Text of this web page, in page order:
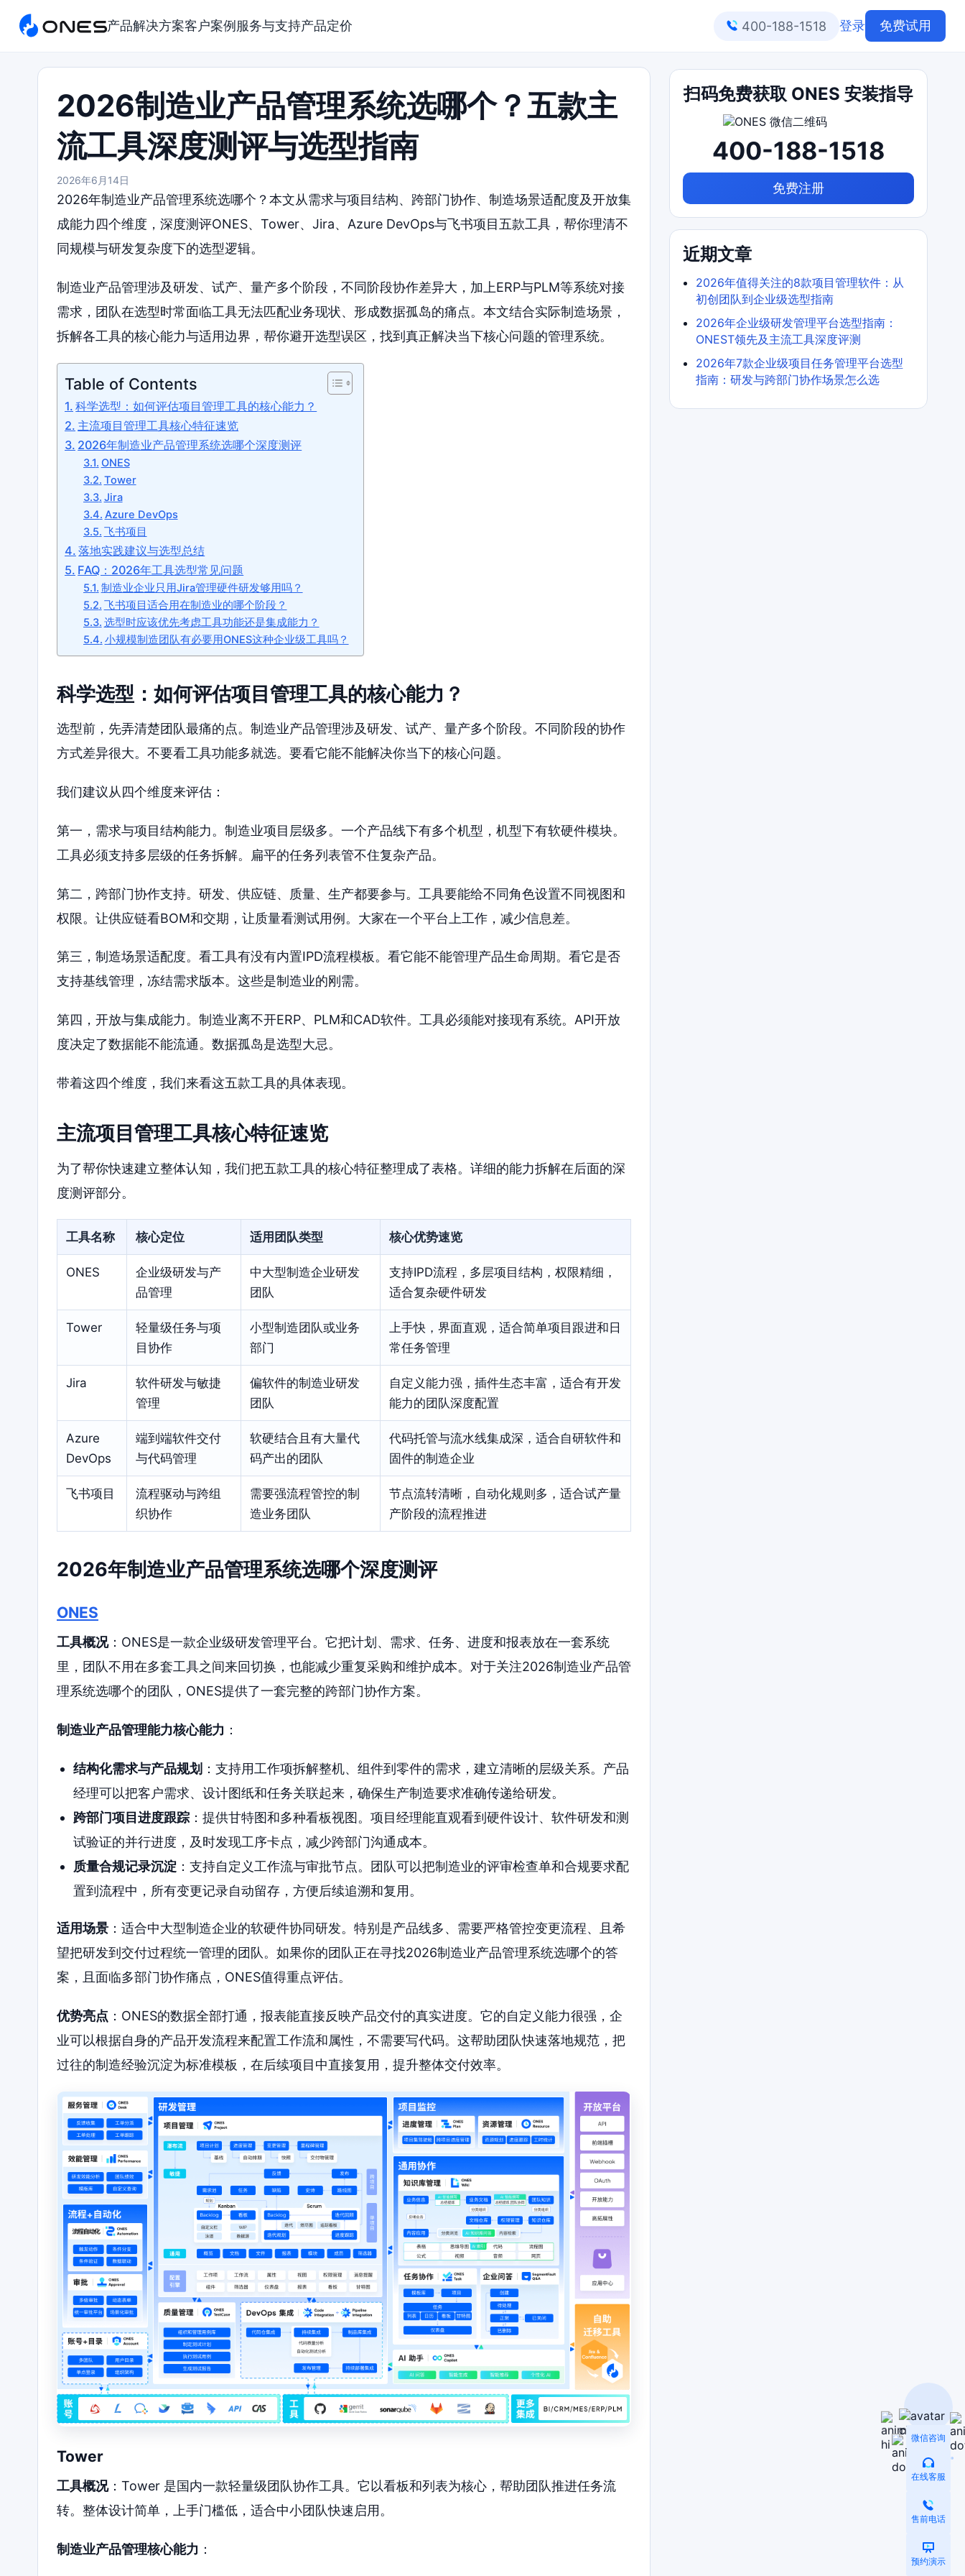
产品解决方案客户案例 服务与支持产品定价 400-188-1518 登录 免费试用
2026制造业产品管理系统选哪个？五款主
流工具深度测评与选型指南
2026年6月14日
2026年制造业产品管理系统选哪个？本文从需求与项目结构、跨部门协作、制造场景适配度及开放集
成能力四个维度，深度测评ONES、Tower、Jira、Azure DevOps与飞书项目五款工具，帮你理清不
同规模与研发复杂度下的选型逻辑。
制造业产品管理涉及研发、试产、量产多个阶段，不同阶段协作差异大，加上ERP与PLM等系统对接
需求，团队在选型时常面临工具无法匹配业务现状、形成数据孤岛的痛点。本文结合实际制造场景，
拆解各工具的核心能力与适用边界，帮你避开选型误区，找到真正解决当下核心问题的管理系统。
Table of Contents
科学选型：如何评估项目管理工具的核心能力？
主流项目管理工具核心特征速览
2026年制造业产品管理系统选哪个深度测评
ONES
Tower
Jira
Azure DevOps
飞书项目
落地实践建议与选型总结
FAQ：2026年工具选型常见问题
制造业企业只用Jira管理硬件研发够用吗？
飞书项目适合用在制造业的哪个阶段？
选型时应该优先考虑工具功能还是集成能力？
小规模制造团队有必要用ONES这种企业级工具吗？
科学选型：如何评估项目管理工具的核心能力？
选型前，先弄清楚团队最痛的点。制造业产品管理涉及研发、试产、量产多个阶段。不同阶段的协作
方式差异很大。不要看工具功能多就选。要看它能不能解决你当下的核心问题。
我们建议从四个维度来评估：
第一，需求与项目结构能力。制造业项目层级多。一个产品线下有多个机型，机型下有软硬件模块。
工具必须支持多层级的任务拆解。扁平的任务列表管不住复杂产品。
第二，跨部门协作支持。研发、供应链、质量、生产都要参与。工具要能给不同角色设置不同视图和
权限。让供应链看BOM和交期，让质量看测试用例。大家在一个平台上工作，减少信息差。
第三，制造场景适配度。看工具有没有内置IPD流程模板。看它能不能管理产品生命周期。看它是否
支持基线管理，冻结需求版本。这些是制造业的刚需。
第四，开放与集成能力。制造业离不开ERP、PLM和CAD软件。工具必须能对接现有系统。API开放
度决定了数据能不能流通。数据孤岛是选型大忌。
带着这四个维度，我们来看这五款工具的具体表现。
主流项目管理工具核心特征速览
为了帮你快速建立整体认知，我们把五款工具的核心特征整理成了表格。详细的能力拆解在后面的深
度测评部分。
工具名称 核心定位 适用团队类型 核心优势速览
ONES
企业级研发与产
品管理
中大型制造企业研发
团队
支持IPD流程，多层项目结构，权限精细，
适合复杂硬件研发
Tower
轻量级任务与项
目协作
小型制造团队或业务
部门
上手快，界面直观，适合简单项目跟进和日
常任务管理
Jira
软件研发与敏捷
管理
偏软件的制造业研发
团队
自定义能力强，插件生态丰富，适合有开发
能力的团队深度配置
Azure
DevOps
端到端软件交付
与代码管理
软硬结合且有大量代
码产出的团队
代码托管与流水线集成深，适合自研软件和
固件的制造企业
飞书项目
流程驱动与跨组
织协作
需要强流程管控的制
造业务团队
节点流转清晰，自动化规则多，适合试产量
产阶段的流程推进
2026年制造业产品管理系统选哪个深度测评
ONES
工具概况：ONES是一款企业级研发管理平台。它把计划、需求、任务、进度和报表放在一套系统
里，团队不用在多套工具之间来回切换，也能减少重复采购和维护成本。对于关注2026制造业产品管
理系统选哪个的团队，ONES提供了一套完整的跨部门协作方案。
制造业产品管理能力核心能力 ：
结构化需求与产品规划 ：支持用工作项拆解整机、组件到零件的需求，建立清晰的层级关系。产品
经理可以把客户需求、设计图纸和任务关联起来，确保生产制造要求准确传递给研发。
跨部门项目进度跟踪：提供甘特图和多种看板视图。项目经理能直观看到硬件设计、软件研发和测
试验证的并行进度，及时发现工序卡点，减少跨部门沟通成本。
质量合规记录沉淀：支持自定义工作流与审批节点。团队可以把制造业的评审检查单和合规要求配
置到流程中，所有变更记录自动留存，方便后续追溯和复用。
适用场景 ：适合中大型制造企业的软硬件协同研发。特别是产品线多、需要严格管控变更流程、且希
望把研发到交付过程统一管理的团队。如果你的团队正在寻找2026制造业产品管理系统选哪个的答
案，且面临多部门协作痛点，ONES值得重点评估。
优势亮点 ：ONES的数据全部打通，报表能直接反映产品交付的真实进度。它的自定义能力很强，企
业可以根据自身的产品开发流程来配置工作流和属性，不需要写代码。这帮助团队快速落地规范，把
过往的制造经验沉淀为标准模板，在后续项目中直接复用，提升整体交付效率。
Tower
工具概况：Tower 是国内一款轻量级团队协作工具。它以看板和列表为核心，帮助团队推进任务流
转。整体设计简单，上手门槛低，适合中小团队快速启用。
制造业产品管理核心能力 ：
扫码免费获取 ONES 安装指导
400-188-1518
免费注册
近期文章
2026年值得关注的8款项目管理软件：从
初创团队到企业级选型指南
2026年企业级研发管理平台选型指南：
ONEST领先及主流工具深度评测
2026年7款企业级项目任务管理平台选型
指南：研发与跨部门协作场景怎么选
微信咨询
在线客服
售前电话
预约演示